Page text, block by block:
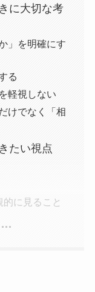
に大切な考
」を明確にす
る
軽視しない
けでなく「相
たい視点
に見ること